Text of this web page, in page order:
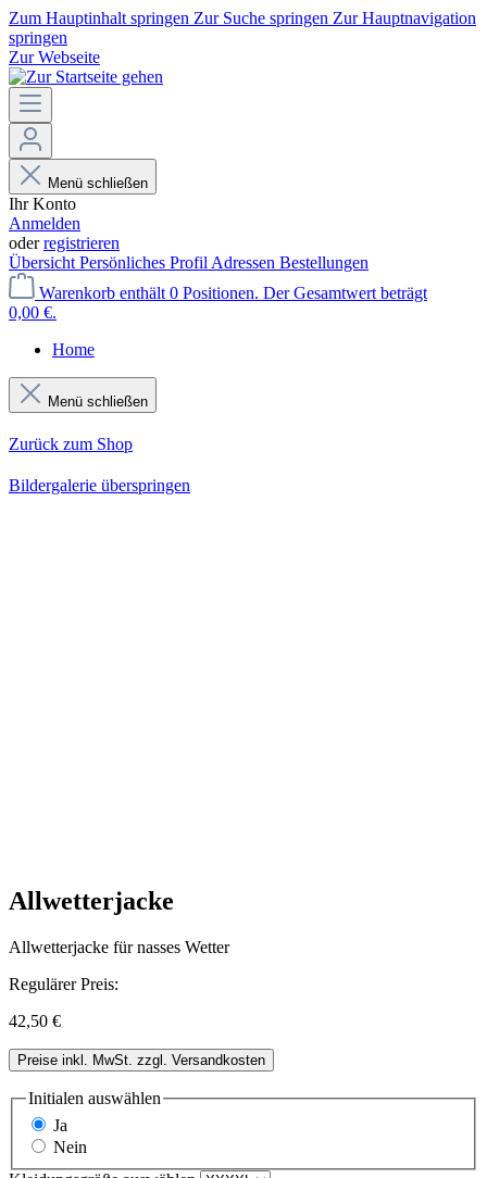
Zum Hauptinhalt springen Zur Suche springen Zur Hauptnavigation
springen
Zur Webseite
Menü schließen
Ihr Konto
Anmelden
oderregistrieren
Übersicht Persönliches Profil Adressen Bestellungen
Warenkorb enthält 0 Positionen. Der Gesamtwert beträgt
0,00 €.
Home
Menü schließen
Zurück zum Shop
Bildergalerie überspringen
Allwetterjacke
Allwetterjacke für nasses Wetter
Regulärer Preis:
42,50 €
Preise inkl. MwSt. zzgl. Versandkosten
Initialen auswählen
Ja
Nein